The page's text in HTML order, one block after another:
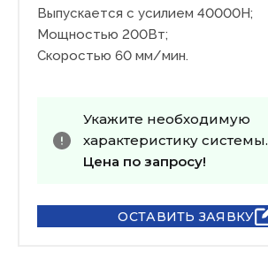
Выпускается с усилием 40000Н;
Мощностью 200Вт;
Скоростью 60 мм/мин.
Укажите необходимую
характеристику системы.
Цена по запросу!
ОСТАВИТЬ ЗАЯВКУ